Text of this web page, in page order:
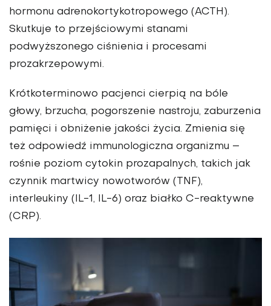
hormonu adrenokortykotropowego (ACTH).
Skutkuje to przejściowymi stanami
podwyższonego ciśnienia i procesami
prozakrzepowymi.
Krótkoterminowo pacjenci cierpią na bóle
głowy, brzucha, pogorszenie nastroju, zaburzenia
pamięci i obniżenie jakości życia. Zmienia się
też odpowiedź immunologiczna organizmu –
rośnie poziom cytokin prozapalnych, takich jak
czynnik martwicy nowotworów (TNF),
interleukiny (IL-1, IL-6) oraz białko C-reaktywne
(CRP).